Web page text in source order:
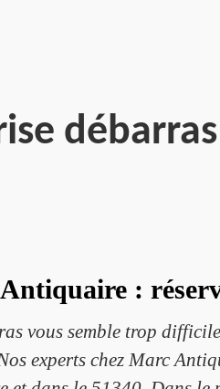
:
vous semble trop
experts chez Marc